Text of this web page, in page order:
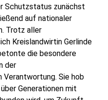
Schutzstatus zunächst
auf nationaler
Trotz aller
Kreislandwirtin Gerlinde
die besondere
der
Verantwortung. Sie hob
Generationen mit